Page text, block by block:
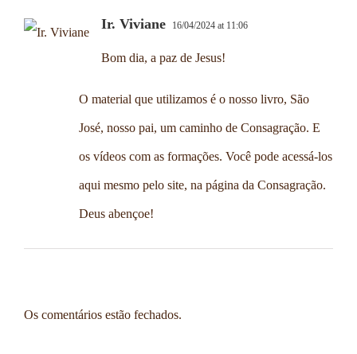
Ir. Viviane 16/04/2024 at 11:06
Bom dia, a paz de Jesus!
O material que utilizamos é o nosso livro, São
José, nosso pai, um caminho de Consagração. E
os vídeos com as formações. Você pode acessá-los
aqui mesmo pelo site, na página da Consagração.
Deus abençoe!
Os comentários estão fechados.